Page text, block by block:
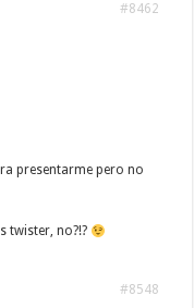
#8462
presentarme pero no
twister, no?!?
#8548